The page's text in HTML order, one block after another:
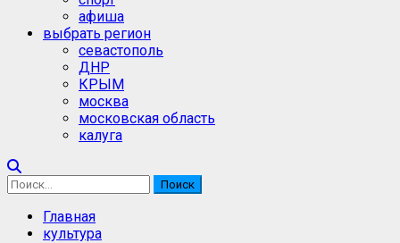
афиша
выбрать регион
севастополь
ДНР
КРЫМ
москва
московская область
калуга
Найти:
Главная
культура